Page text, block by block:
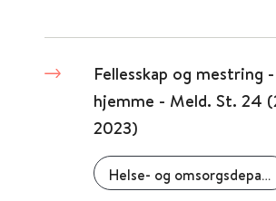
Fellesskap og mestring
hjemme - Meld. St. 24
2023)
Helse- og omsorgsdepartementet (HOD)